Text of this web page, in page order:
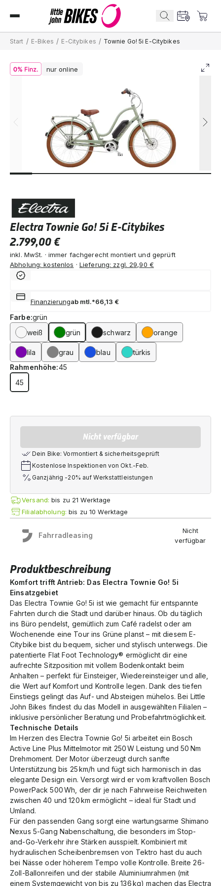
Start / E-Bikes / E-Citybikes / Townie Go! 5i E-Citybikes
nur online
Produktbeschreibung
Komfort trifft Antrieb: Das Electra Townie Go! 5i
Einsatzgebiet
Das Electra Townie Go! 5i ist wie gemacht für entspannte
Fahrten durch die Stadt und darüber hinaus. Ob du täglich
ins Büro pendelst, gemütlich zum Café radelst oder am
Wochenende eine Tour ins Grüne planst – mit diesem E-
Citybike bist du bequem, sicher und stylisch unterwegs. Die
patentierte Flat Foot Technology® ermöglicht dir eine
aufrechte Sitzposition mit vollem Bodenkontakt beim
Anhalten – perfekt für Einsteiger, Wiedereinsteiger und alle,
die Wert auf Komfort und Kontrolle legen. Dank des tiefen
Einstiegs gelingt das Auf- und Absteigen mühelos. Bei Little
John Bikes findest du das Modell in ausgewählten Filialen –
inklusive persönlicher Beratung und Probefahrtmöglichkeit.
Technische Details
Im Herzen des Electra Townie Go! 5i arbeitet ein Bosch
Active Line Plus Mittelmotor mit 250 W Leistung und 50 Nm
Drehmoment. Der Motor überzeugt durch sanfte
Unterstützung bis 25 km/h und fügt sich harmonisch in das
elegante Design ein. Versorgt wird er vom kraftvollen Bosch
PowerPack 500 Wh, der dir je nach Fahrweise Reichweiten
zwischen 40 und 120 km ermöglicht – ideal für Stadt und
Umland.
Für den passenden Gang sorgt eine wartungsarme Shimano
Nexus 5-Gang Nabenschaltung, die besonders im Stop-
and-Go-Verkehr ihre Stärken ausspielt. Kombiniert mit
hydraulischen Scheibenbremsen von Tektro hast du auch
bei Nässe oder höherem Tempo volle Kontrolle. Breite 26-
Zoll-Ballonreifen und der stabile Aluminiumrahmen (mit
einem Systemgewicht von bis zu 136 kg) machen das Electra
Electra Townie Go! 5i E-Citybikes
2.799,00 €
inkl. MwSt. · immer fachgerecht montiert und geprüft
Abholung: kostenlos · Lieferung: zzgl. 29,90 €
Finanzierungab mtl.*66,13 €
Farbe:grün
weiß
grün schwarz orange
lila grau blau
türkis
Rahmenhöhe:45
45
Nicht verfügbar
Dein Bike: Vormontiert & sicherheitsgeprüft
Kostenlose Inspektionen von Okt.-Feb.
Ganzjährig -20% auf Werkstattleistungen
Versand:bis zu 21 Werktage
Filialabholung:bis zu 10 Werktage
Fahrradleasing
Nicht
verfügbar